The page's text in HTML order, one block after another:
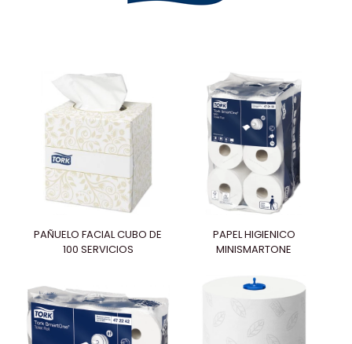
PAÑUELO FACIAL CUBO DE
100 SERVICIOS
PAPEL HIGIENICO
MINISMARTONE